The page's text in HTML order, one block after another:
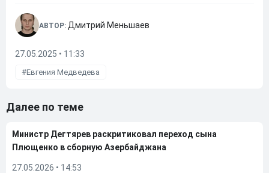
АВТОР: Дмитрий Меньшаев
27.05.2025 • 11:33
Евгения Медведева
Далее по теме
Министр Дегтярев раскритиковал переход сына
Плющенко в сборную Азербайджана
27.05.2026 • 14:53